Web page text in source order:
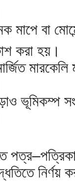
মাপে বা
করা হয়।
ভূমিকম্প
নির্ণয়